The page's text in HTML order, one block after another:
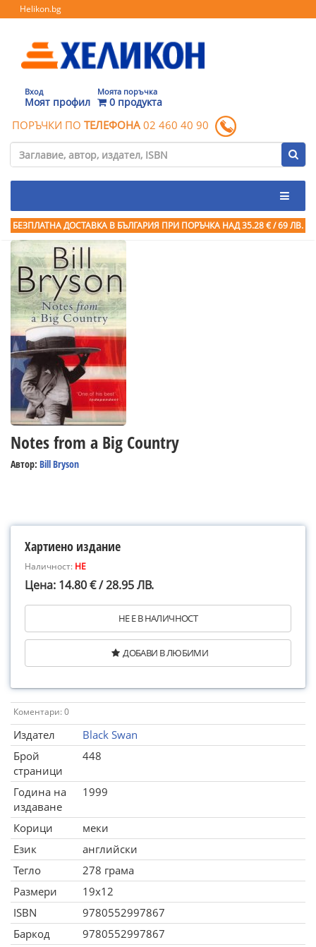
Helikon.bg
Вход
Моят профил
Моята поръчка
0 продукта
ПОРЪЧКИ ПО ТЕЛЕФОНА 02 460 40 90
БЕЗПЛАТНА ДОСТАВКА В БЪЛГАРИЯ ПРИ ПОРЪЧКА НАД 35.28 € / 69 ЛВ.
Notes from a Big Country
Автор: Bill Bryson
Хартиено издание
Наличност: НЕ
Цена: 14.80 € / 28.95 ЛВ.
НЕ Е В НАЛИЧНОСТ
ДОБАВИ В ЛЮБИМИ
Коментари: 0
Издател
Black Swan
Брой
страници
448
Година на
издаване
1999
Корици
меки
Език
английски
Тегло
278 грама
Размери
19x12
ISBN
9780552997867
Баркод
9780552997867